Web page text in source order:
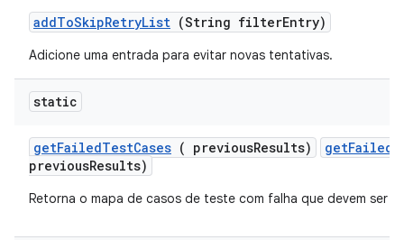
addToSkipRetryList (String filterEntry)
Adicione uma entrada para evitar novas tentativas.
static
getFailedTestCases ( previousResults)
previousResults)
Retorna o mapa de casos de teste com falha que devem ser